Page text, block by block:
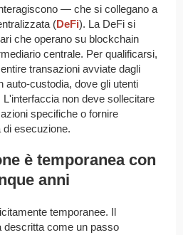
— che si collegano a
(DeFi). La DeFi si
che operano su blockchain
centrale. Per qualificarsi,
transazioni avviate dagli
auto-custodia, dove gli utenti
non deve sollecitare
specifiche o fornire
esecuzione.
è temporanea con
anni
temporanee. Il
descritta come un passo